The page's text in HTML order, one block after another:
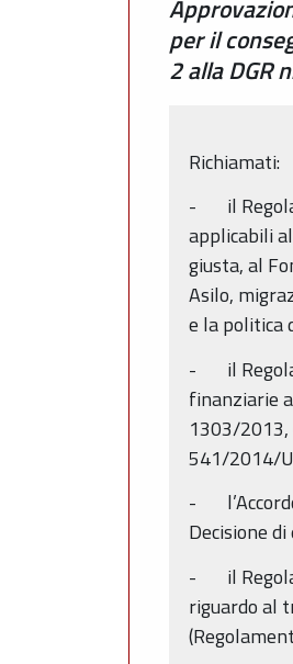
per il
2 alla DGR
Richiamati:
- il
applicabili
giusta, al
Asilo,
e la politica
- il
finanziarie
1303/2013,
541/2014/
-
Decisione
- il
riguardo al